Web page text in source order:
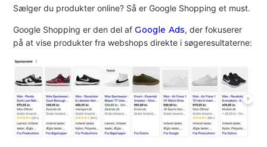
Sælger du produkter online? Så er Google Shopping et must.
Google Shopping er den del afGoogle Ads, der fokuserer
på at vise produkter fra webshops direkte i søgeresultaterne: